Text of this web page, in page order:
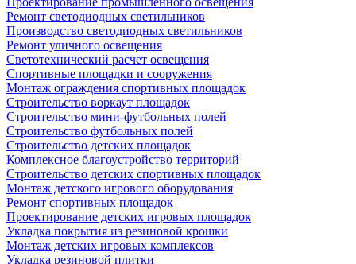
Ремонт светодиодных светильников
Производство светодиодных светильников
Ремонт уличного освещения
Светотехнический расчет освещения
Спортивные площадки и сооружения
Монтаж ограждения спортивных площадок
Строительство воркаут площадок
Строительство мини-футбольных полей
Строительство футбольных полей
Строительство детских площадок
Комплексное благоустройство территорий
Строительство детских спортивных площадок
Монтаж детского игрового оборудования
Ремонт спортивных площадок
Проектирование детских игровых площадок
Укладка покрытия из резиновой крошки
Монтаж детских игровых комплексов
Укладка резиновой плитки